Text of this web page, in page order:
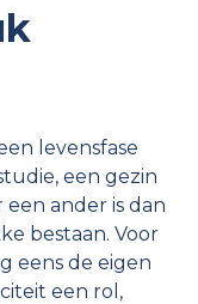
levensfase
een gezin
ander is dan
bestaan. Voor
eens de eigen
een rol,